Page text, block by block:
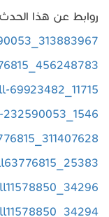
روابط عن هذا